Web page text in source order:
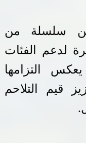
سلسلة من
لدعم الفئات
التزامها
قيم التلاحم
.